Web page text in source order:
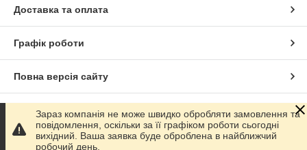
Доставка та оплата
Графік роботи
Повна версія сайту
Сайт створено на маркетплейсі Prom.ua
Політика конфіденційності
Зараз компанія не може швидко обробляти замовлення та
повідомлення, оскільки за її графіком роботи сьогодні
вихідний. Ваша заявка буде оброблена в найближчий
робочий день.